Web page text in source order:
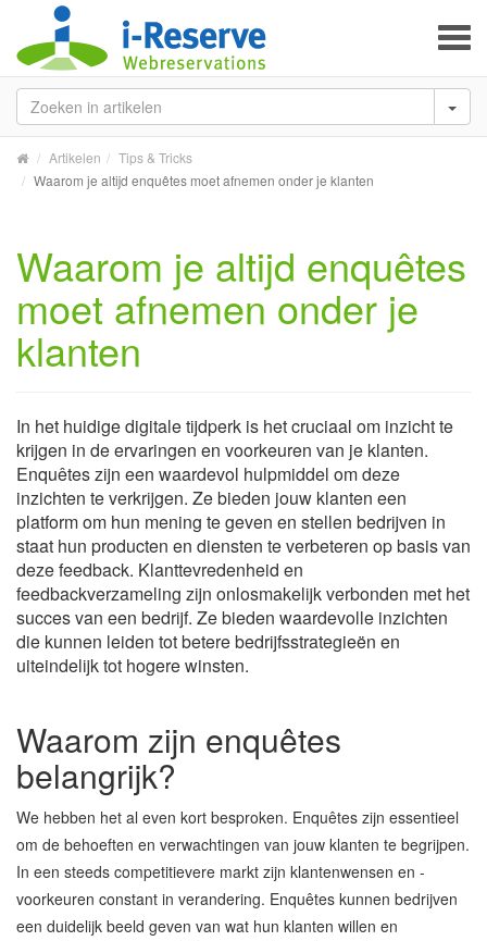
Artikelen
Tips & Tricks
Waarom je altijd enquêtes moet afnemen onder je klanten
Waarom je altijd enquêtes
moet afnemen onder je
klanten
In het huidige digitale tijdperk is het cruciaal om inzicht te
krijgen in de ervaringen en voorkeuren van je klanten.
Enquêtes zijn een waardevol hulpmiddel om deze
inzichten te verkrijgen. Ze bieden jouw klanten een
platform om hun mening te geven en stellen bedrijven in
staat hun producten en diensten te verbeteren op basis van
deze feedback. Klanttevredenheid en
feedbackverzameling zijn onlosmakelijk verbonden met het
succes van een bedrijf. Ze bieden waardevolle inzichten
die kunnen leiden tot betere bedrijfsstrategieën en
uiteindelijk tot hogere winsten.
Waarom zijn enquêtes
belangrijk?
We hebben het al even kort besproken. Enquêtes zijn essentieel
om de behoeften en verwachtingen van jouw klanten te begrijpen.
In een steeds competitievere markt zijn klantenwensen en -
voorkeuren constant in verandering. Enquêtes kunnen bedrijven
een duidelijk beeld geven van wat hun klanten willen en